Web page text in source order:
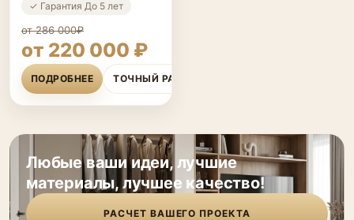
✓ Гарантия До 5 лет
от 286 000₽
от 220 000 ₽
ПОДРОБНЕЕ ТОЧНЫЙ РАСЧЁТ
Любые ваши идеи, лучшие
материалы, лучшее качество!
РАСЧЕТ ВАШЕГО ПРОЕКТА